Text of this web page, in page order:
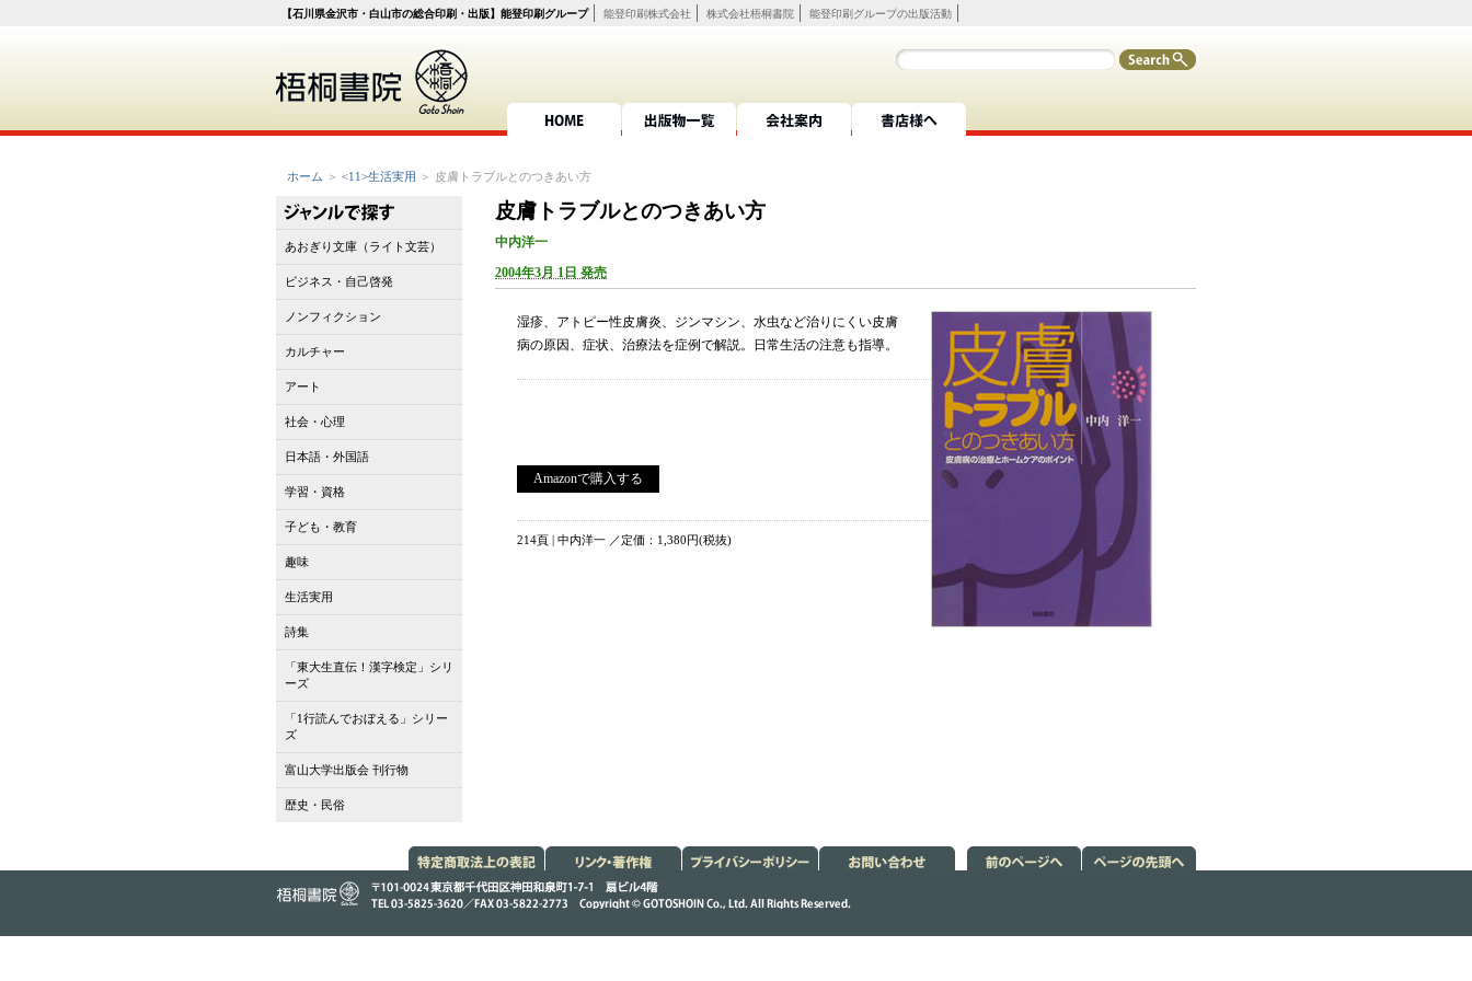
【石川県金沢市・白山市の総合印刷・出版】能登印刷グループ 能登印刷株式会社 株式会社梧桐書院 能登印刷グループの出版活動
HOME 出版物一覧 会社案内 書店様へ
ホーム ＞ <11>生活実用 ＞ 皮膚トラブルとのつきあい方
皮膚トラブルとのつきあい方
中内洋一
2004年3月 1日 発売
湿疹、アトピー性皮膚炎、ジンマシン、水虫など治りにくい皮膚
病の原因、症状、治療法を症例で解説。日常生活の注意も指導。
Amazonで購入する
214頁 | 中内洋一 ／定価：1,380円(税抜)
あおぎり文庫（ライト文芸）
ビジネス・自己啓発
ノンフィクション
カルチャー
アート
社会・心理
日本語・外国語
学習・資格
子ども・教育
趣味
生活実用
詩集
「東大生直伝！漢字検定」シリ
ーズ
「1行読んでおぼえる」シリー
ズ
富山大学出版会 刊行物
歴史・民俗
特定商取引法に
基づく標記
リンク・著作権
プライバシーポ
お問い合わせ
前のページへ
ページの先頭
株式会社 梧桐書院（ごとうしょいん）